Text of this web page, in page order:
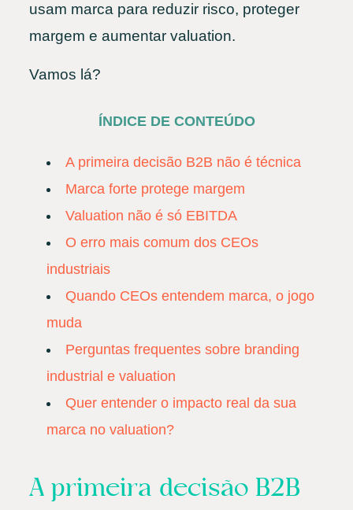
usam marca para reduzir risco, proteger
margem e aumentar valuation.
Vamos lá?
ÍNDICE DE CONTEÚDO
A primeira decisão B2B não é técnica
Marca forte protege margem
Valuation não é só EBITDA
O erro mais comum dos CEOs
industriais
Quando CEOs entendem marca, o jogo
muda
Perguntas frequentes sobre branding
industrial e valuation
Quer entender o impacto real da sua
marca no valuation?
A primeira decisão B2B